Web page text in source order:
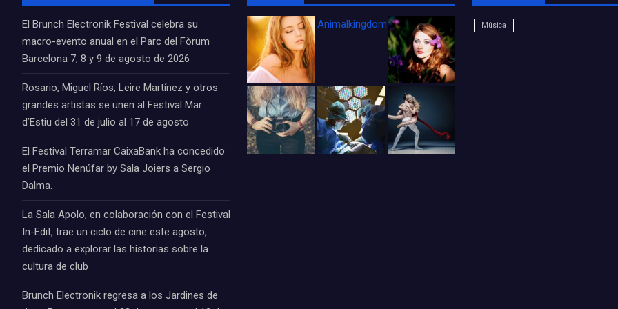
El Brunch Electronik Festival celebra su
macro-evento anual en el Parc del Fòrum
Barcelona 7, 8 y 9 de agosto de 2026
Rosario, Miguel Ríos, Leire Martínez y otros
grandes artistas se unen al Festival Mar
d’Estiu del 31 de julio al 17 de agosto
El Festival Terramar CaixaBank ha concedido
el Premio Nenúfar by Sala Joiers a Sergio
Dalma.
La Sala Apolo, en colaboración con el Festival
In-Edit, trae un ciclo de cine este agosto,
dedicado a explorar las historias sobre la
cultura de club
Brunch Electronik regresa a los Jardines de
Animalkingdom_FichaCine Música